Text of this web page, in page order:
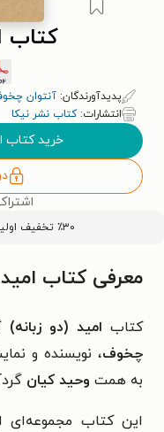
کتاب
پدیدآورندگان: آنتوان
انتشارات:کتاب نشر نیکا
خرید کتاب
٪۳۰ تخفیف اولین خرید کتاب با کد
معرفی کتاب امید
کتاب امید (دو زبانه)
چخوف، نویسنده و
به همت وحید کیان
این کتاب مجموعه‌ای